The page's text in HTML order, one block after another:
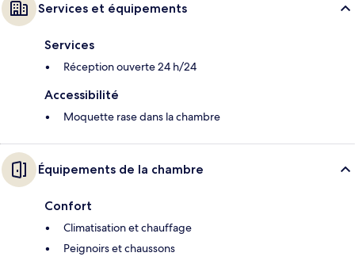
Services et équipements
Services
Réception ouverte 24 h/24
Accessibilité
Moquette rase dans la chambre
Équipements de la chambre
Confort
Climatisation et chauffage
Peignoirs et chaussons